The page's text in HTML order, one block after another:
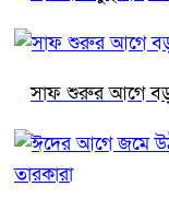
সাফ শুরুর আগে বড়